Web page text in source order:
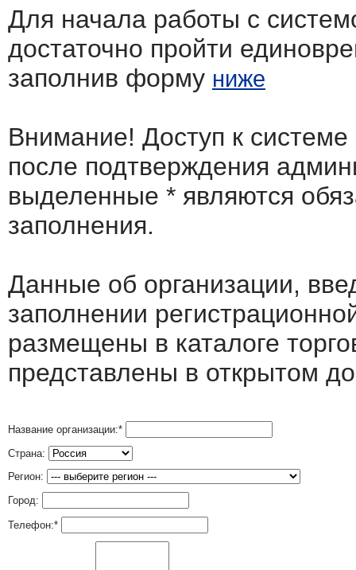
Для начала работы с
достаточно пройти
заполнив форму ниже
Внимание! Доступ к
после подтверждения
выделенные * являются
заполнения.
Данные об организации,
заполнении
размещены в каталоге
представлены в открытом
Название организации:*
Страна:
Регион:
Город:
Телефон:*